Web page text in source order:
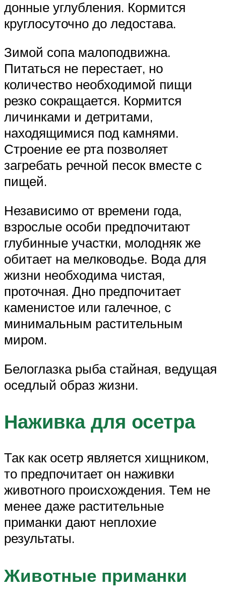
донные углубления. Кормится
круглосуточно до ледостава.
Зимой сопа малоподвижна.
Питаться не перестает, но
количество необходимой пищи
резко сокращается. Кормится
личинками и детритами,
находящимися под камнями.
Строение ее рта позволяет
загребать речной песок вместе с
пищей.
Независимо от времени года,
взрослые особи предпочитают
глубинные участки, молодняк же
обитает на мелководье. Вода для
жизни необходима чистая,
проточная. Дно предпочитает
каменистое или галечное, с
минимальным растительным
миром.
Белоглазка рыба стайная, ведущая
оседлый образ жизни.
Наживка для осетра
Так как осетр является хищником,
то предпочитает он наживки
животного происхождения. Тем не
менее даже растительные
приманки дают неплохие
результаты.
Животные приманки